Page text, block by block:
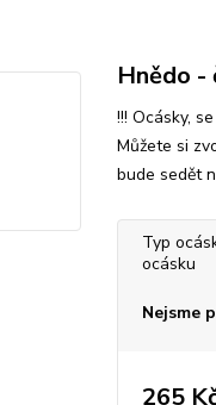
Hnědo
!!! Ocásky,
Můžete si
bude sedět
Typ
ocásku
Nejsme
265